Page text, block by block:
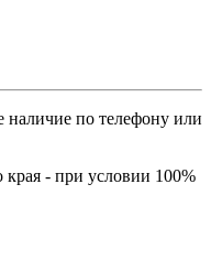
наличие по телефону или
края - при условии 100%